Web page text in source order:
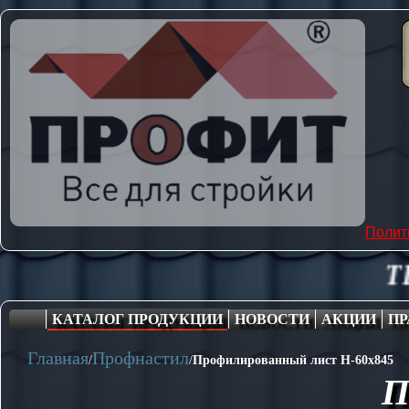
КАТАЛОГ ПРОДУКЦИИ НОВОСТИ АКЦИИ
Главная/Профнастил/Профилированный лист Н-60x845